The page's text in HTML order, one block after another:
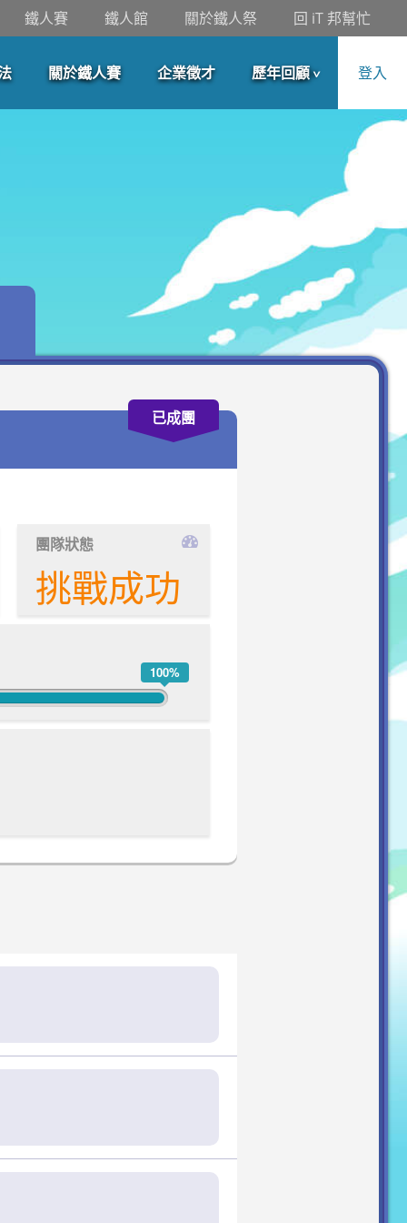
鐵人賽 鐵人館 關於鐵人祭 回 iT 邦幫忙
關於鐵人賽 企業徵才 歷年回顧
第 11 屆
第 12 屆
登入
已成團
團隊狀態
挑戰成功
100%